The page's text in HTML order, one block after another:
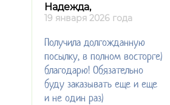
Надежда,
19 января 2026 года
Получила долгожданную
посылку, в полном восторге)
благодарю! Обязательно
буду заказывать еще и еще
и не один раз)